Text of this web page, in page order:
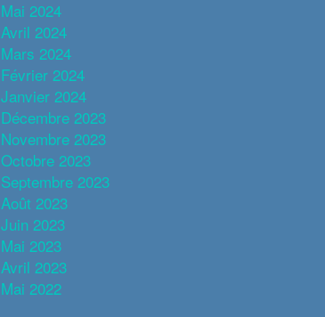
Mai 2024
Avril 2024
Mars 2024
Février 2024
Janvier 2024
Décembre 2023
Novembre 2023
Octobre 2023
Septembre 2023
Août 2023
Juin 2023
Mai 2023
Avril 2023
Mai 2022